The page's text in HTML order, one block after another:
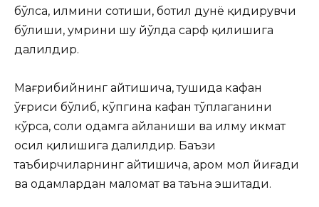
бўлса, илмини сотиши, ботил дунё қидирувчи
бўлиши, умрини шу йўлда сарф қилишига
далилдир.
Мағрибийнинг айтишича, тушида кафан
ўғриси бўлиб, кўпгина кафан тўплаганини
кўрса, солиҳ одамга айланиши ва илму ҳикмат
ҳосил қилишига далилдир. Баъзи
таъбирчиларнинг айтишича, ҳаром мол йиғади
ва одамлардан маломат ва таъна эшитади.